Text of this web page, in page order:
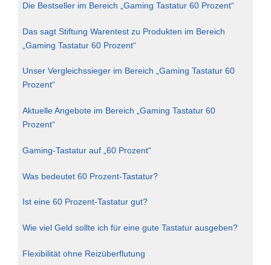
Die Bestseller im Bereich „Gaming Tastatur 60 Prozent“
Das sagt Stiftung Warentest zu Produkten im Bereich
„Gaming Tastatur 60 Prozent“
Unser Vergleichssieger im Bereich „Gaming Tastatur 60
Prozent“
Aktuelle Angebote im Bereich „Gaming Tastatur 60
Prozent“
Gaming-Tastatur auf „60 Prozent“
Was bedeutet 60 Prozent-Tastatur?
Ist eine 60 Prozent-Tastatur gut?
Wie viel Geld sollte ich für eine gute Tastatur ausgeben?
Flexibilität ohne Reizüberflutung